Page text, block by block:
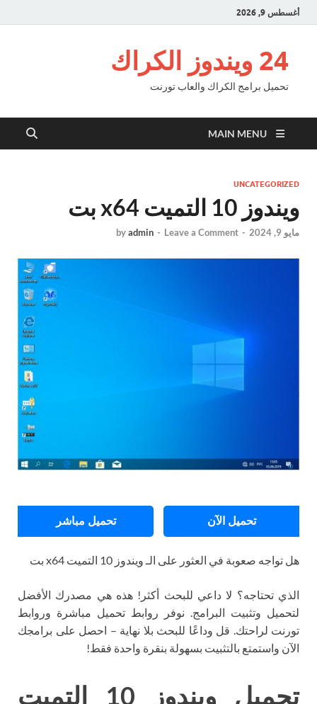
أغسطس 9, 2026
24 ويندوز الكراك
تحميل برامج الكراك والعاب تورنت
MAIN MENU
UNCATEGORIZED
ويندوز 10 التميت x64 بت
مايو 9, 2024 -
byadmin - Leave a Comment
تحميل الآن تحميل مباشر
هل تواجه صعوبة في العثور على الـ ويندوز 10 التميت x64 بت
الذي تحتاجه؟ لا داعي للبحث أكثر! هذه هي مصدرك الأفضل
لتحميل وتثبيت البرامج. نوفر روابط تحميل مباشرة وروابط
تورنت لراحتك. قل وداعًا للبحث بلا نهاية – احصل على برامجك
الآن واستمتع بالتثبيت بسهولة بنقرة واحدة فقط!
تحميل ويندوز 10 التميت